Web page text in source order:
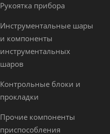
Рукоятка прибора
Инструментальные шары
и компоненты
инструментальных
шаров
Контрольные блоки и
прокладки
Прочие компоненты
приспособления